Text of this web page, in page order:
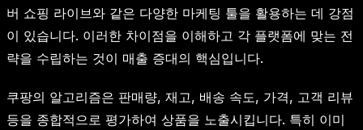
버 쇼핑 라이브와 같은 다양한 마케팅 툴을 활용하는 데 강점
이 있습니다. 이러한 차이점을 이해하고 각 플랫폼에 맞는 전
략을 수립하는 것이 매출 증대의 핵심입니다.
쿠팡의 알고리즘은 판매량, 재고, 배송 속도, 가격, 고객 리뷰
등을 종합적으로 평가하여 상품을 노출시킵니다. 특히 이미